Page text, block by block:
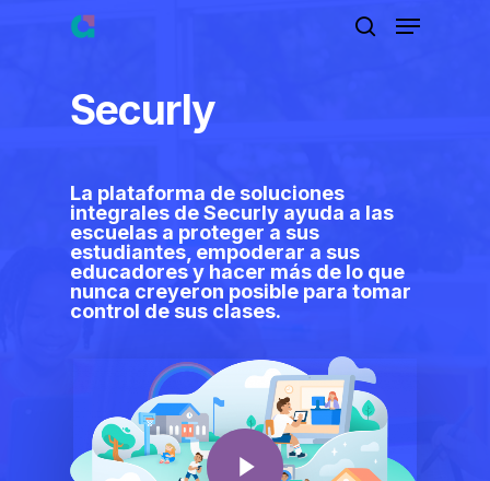
Menu
Securly
La plataforma de soluciones
integrales de Securly ayuda a las
escuelas a proteger a sus
estudiantes, empoderar a sus
educadores y hacer más de lo que
nunca creyeron posible para tomar
control de sus clases.
Play Video